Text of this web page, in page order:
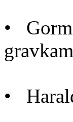
•
•